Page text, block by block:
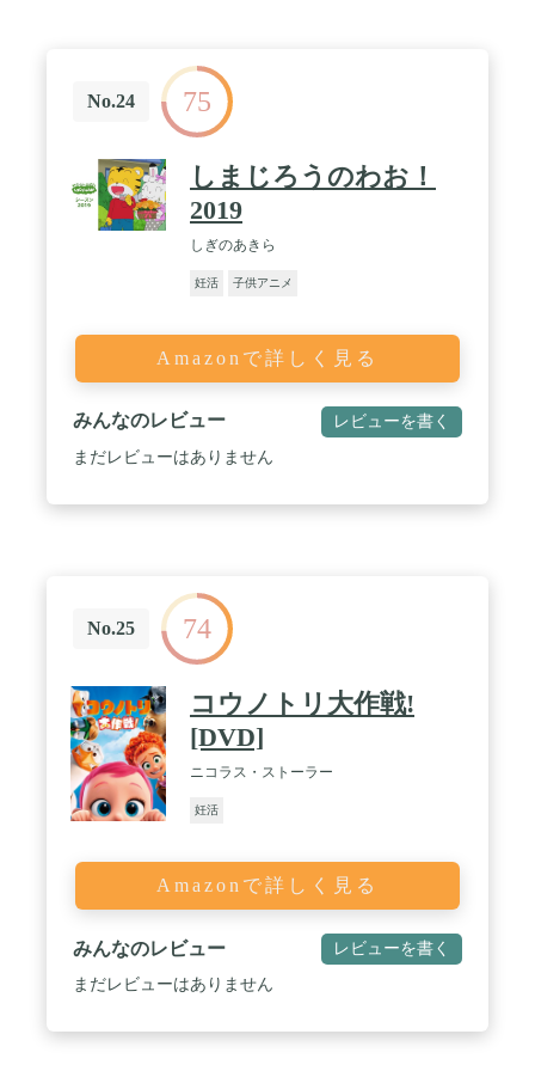
No.24 75
しまじろうのわお！
2019
しぎのあきら
妊活 子供アニメ
Amazonで詳しく見る
みんなのレビュー レビューを書く
まだレビューはありません
No.25 74
コウノトリ大作戦!
[DVD]
ニコラス・ストーラー
妊活
Amazonで詳しく見る
みんなのレビュー レビューを書く
まだレビューはありません